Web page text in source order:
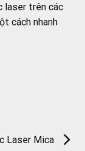
laser trên các
cách nhanh
Laser Mica